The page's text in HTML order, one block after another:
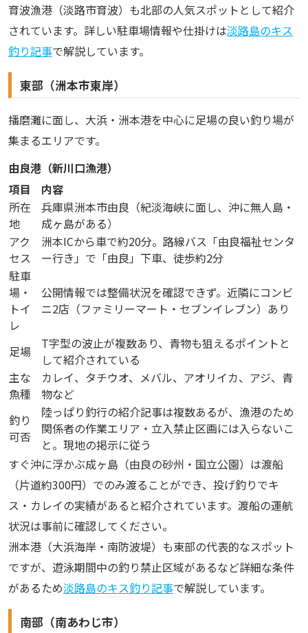
育波漁港（淡路市育波）も北部の人気スポットとして紹介
されています。詳しい駐車場情報や仕掛けは淡路島のキス
釣り記事で解説しています。
東部（洲本市東岸）
播磨灘に面し、大浜・洲本港を中心に足場の良い釣り場が
集まるエリアです。
由良港（新川口漁港）
項目
内容
所在
地
兵庫県洲本市由良（紀淡海峡に面し、沖に無人島・
成ヶ島がある）
アク
セス
洲本ICから車で約20分。路線バス「由良福祉センタ
ー行き」で「由良」下車、徒歩約2分
駐車
場・
トイ
レ
公開情報では整備状況を確認できず。近隣にコンビ
ニ2店（ファミリーマート・セブンイレブン）あり
足場
T字型の波止が複数あり、青物も狙えるポイントと
して紹介されている
主な
魚種
カレイ、タチウオ、メバル、アオリイカ、アジ、青
物など
釣り
可否
陸っぱり釣行の紹介記事は複数あるが、漁港のため
関係者の作業エリア・立入禁止区画には入らないこ
と。現地の掲示に従う
すぐ沖に浮かぶ成ヶ島（由良の砂州・国立公園）は渡船
（片道約300円）でのみ渡ることができ、投げ釣りでキ
ス・カレイの実績があると紹介されています。渡船の運航
状況は事前に確認してください。
洲本港（大浜海岸・南防波堤）も東部の代表的なスポット
ですが、遊泳期間中の釣り禁止区域があるなど詳細な条件
があるため淡路島のキス釣り記事で解説しています。
南部（南あわじ市）